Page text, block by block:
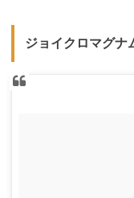
ジョイクロマグナ